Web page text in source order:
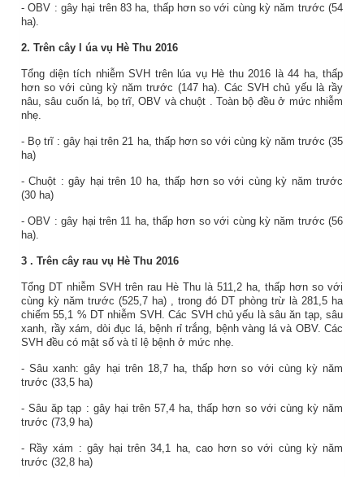
-OBV : gây hại trên 83 ha, thấp hơn so với cùng kỳ năm trước (54
ha)
2. Trên cây l úa vụ Hè Thu 2016
Tổng diện tích nhiễm SVH trên lúa vụ Hè thu 2016 là 44 ha, thấp
hơn so với cùng kỳ năm trước (147 ha). CácSVH chủ yếu làrầy
nâu, sâu cuốn lá, bọ trĩ,OBV và chuột
. Toàn bộ đều ở mức nhiễm
nhẹ.
- Bọ trĩ : gây hại trên 21 ha, thấp hơn so với cùng kỳ năm trước (35
ha)
-Chuột : gây hại trên 10 ha,thấp hơn so với cùng kỳ nămtrước
(30 ha)
-OBV : gây hại trên 11 ha, thấp hơn so với cùng kỳ năm trước (56
ha)
3 . Trên cây rau vụ Hè Thu 2016
Tổng DT nhiễm SVH trên rau Hè Thu là 511,2 ha, thấp hơn so với
cùng kỳ năm trước (525,7 ha) , trong đó DT phòng trừ là 281,5 ha
chiếm55,1 % DT nhiễm SVH. Các SVH chủ yếu là sâu ăn tạp, sâu
xanh, rầy xám, dòi đục lá, bệnh rỉ trắng, bệnh vàng lá và OBV. Các
SVH đều có mật số và tỉ lệ bệnh ở mức nhẹ.
- Sâu xanh: gây hại trên 18,7 ha,thấp hơn so với cùng kỳ năm
trước (33,5 ha)
- Sâuăp tạp : gây hại trên 57,4 ha,thấp hơn so với cùng kỳ năm
trước (73,9 ha)
- Rầy xám : gây hại trên34,1 ha, cao hơn so với cùng kỳ năm
trước (32,8 ha)